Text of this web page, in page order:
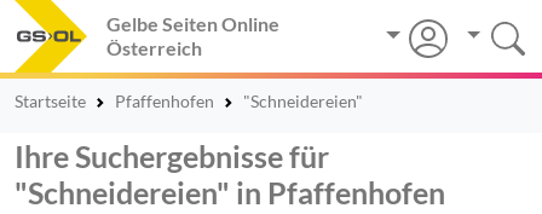
Gelbe Seiten Online
Österreich
Startseite Pfaffenhofen "Schneidereien"
Ihre Suchergebnisse für
"Schneidereien" in Pfaffenhofen